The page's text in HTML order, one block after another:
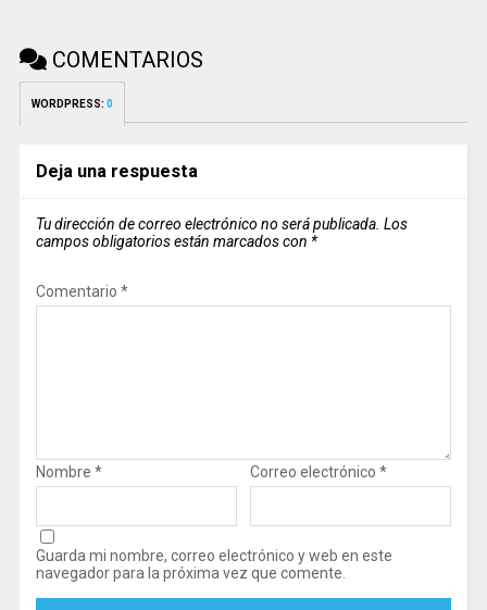
COMENTARIOS
WORDPRESS: 0
Deja una respuesta
Tu dirección de correo electrónico no será publicada. Los
campos obligatorios están marcados con *
Comentario *
Nombre * Correo electrónico *
Guarda mi nombre, correo electrónico y web en este
navegador para la próxima vez que comente.